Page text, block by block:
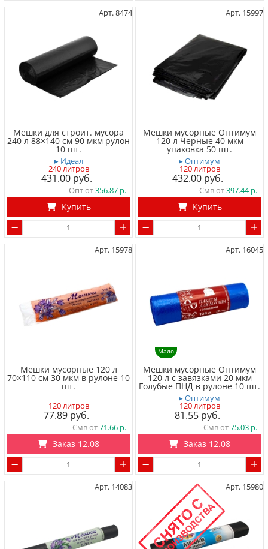
Арт. 8474
Мешки для строит. мусора
240 л 88×140 см 90 мкм рулон
10 шт.
▸ Идеал
240 литров
431.00
Опт от356.87
Купить
Арт. 15997
Мешки мусорные Оптимум
120 л Черные 40 мкм
упаковка 50 шт.
▸ Оптимум
120 литров
432.00
Смв от397.44
Купить
Арт. 15978
Мешки мусорные 120 л
70×110 см 30 мкм в рулоне 10
шт.
120 литров
77.89
Смв от71.66
Заказ 12.08
Арт. 16045
Мало
Мешки мусорные Оптимум
120 л с завязками 20 мкм
Голубые ПНД в рулоне 10 шт.
▸ Оптимум
120 литров
81.55
Смв от75.03
Заказ 12.08
Арт. 14083 Арт. 15980